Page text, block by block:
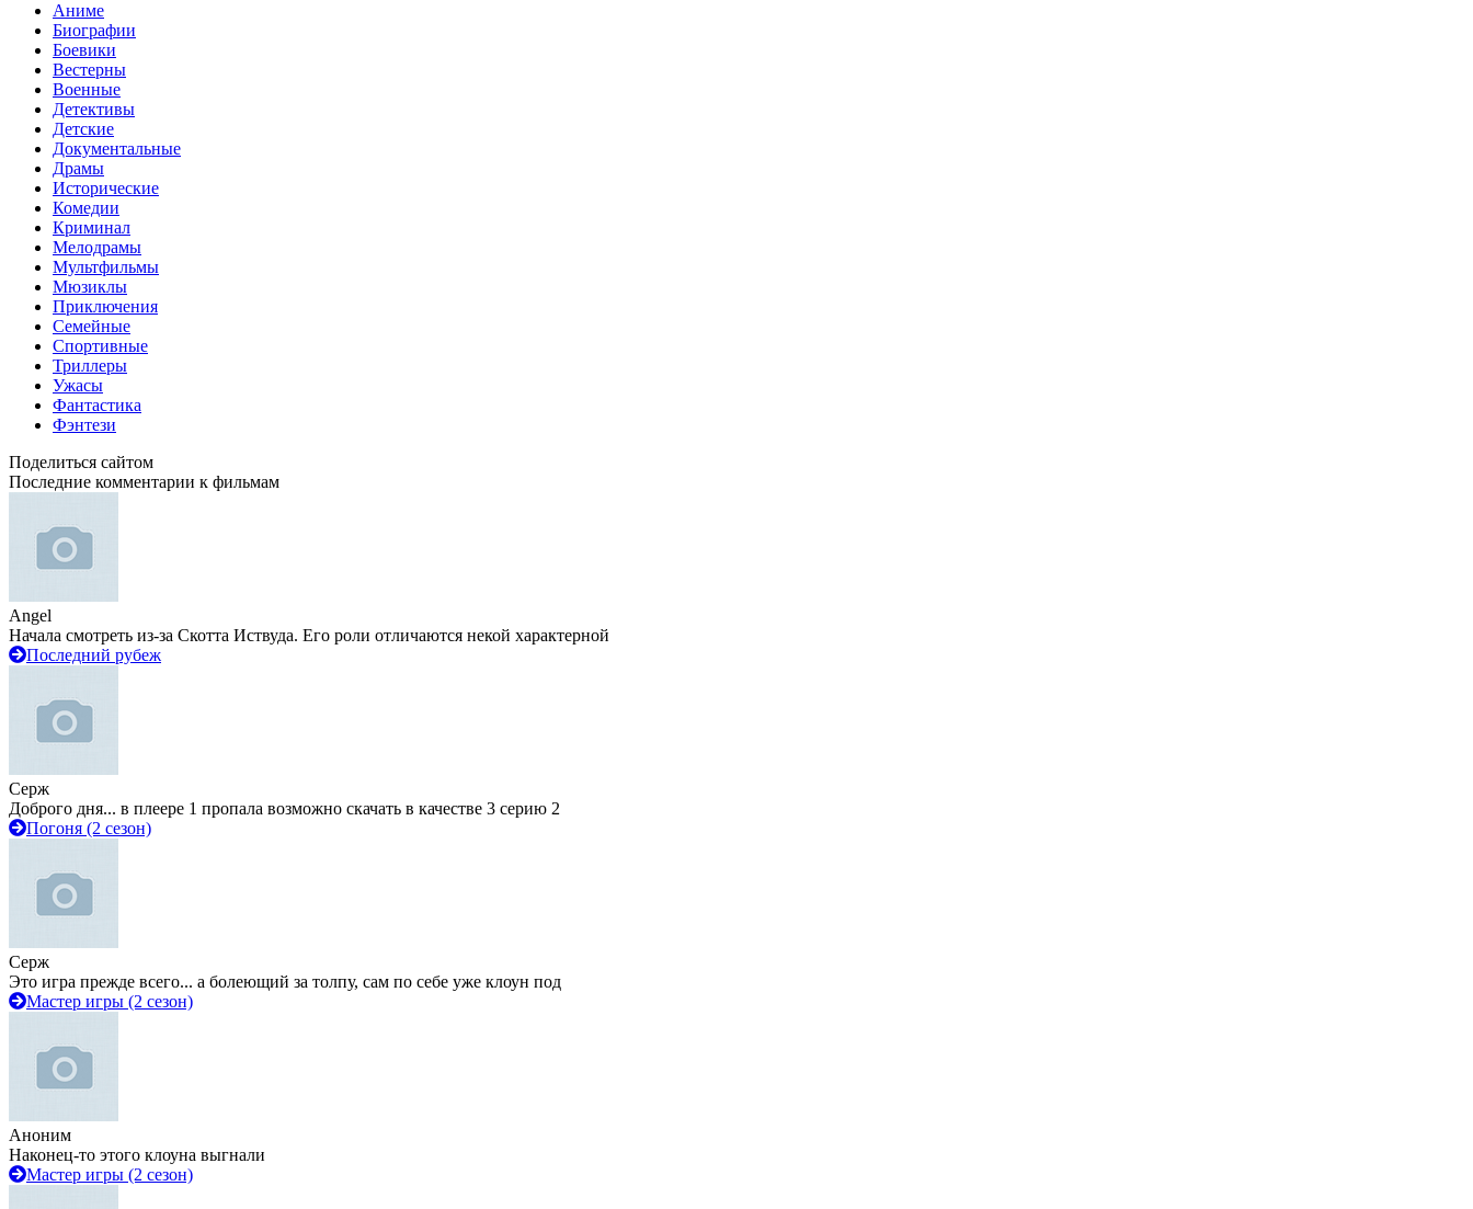
Аниме
Биографии
Боевики
Вестерны
Военные
Детективы
Детские
Документальные
Драмы
Исторические
Комедии
Криминал
Мелодрамы
Мультфильмы
Мюзиклы
Приключения
Семейные
Спортивные
Триллеры
Ужасы
Фантастика
Фэнтези
Поделиться сайтом
Последние комментарии к фильмам
Angel
Начала смотреть из-за Скотта Иствуда. Его роли отличаются некой характерной
Последний рубеж
Серж
Доброго дня... в плеере 1 пропала возможно скачать в качестве 3 серию 2
Погоня (2 сезон)
Серж
Это игра прежде всего... а болеющий за толпу, сам по себе уже клоун под
Мастер игры (2 сезон)
Аноним
Наконец-то этого клоуна выгнали
Мастер игры (2 сезон)